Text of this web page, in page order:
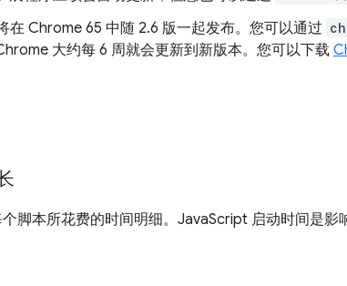
在 Chrome 65 中随 2.6 版一起发布。您可以通过
大约每 6 周就会更新到新版本。您可以下载
脚本所花费的时间明细。JavaScript 启动时间是